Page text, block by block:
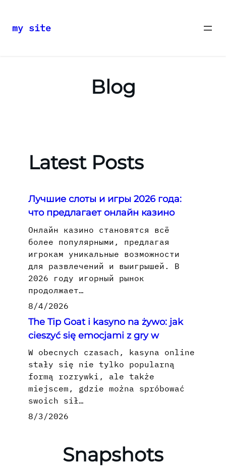
my site
Blog
Latest Posts
Лучшие слоты и игры 2026 года:
что предлагает онлайн казино
Онлайн казино становятся всё
более популярными, предлагая
игрокам уникальные возможности
для развлечений и выигрышей. В
2026 году игорный рынок
продолжает…
8/4/2026
The Tip Goat i kasyno na żywo: jak
cieszyć się emocjami z gry w
W obecnych czasach, kasyna online
stały się nie tylko popularną
formą rozrywki, ale także
miejscem, gdzie można spróbować
swoich sił…
8/3/2026
Snapshots